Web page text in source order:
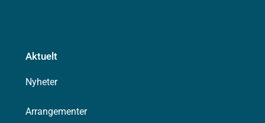
Aktuelt
Nyheter
Arrangementer